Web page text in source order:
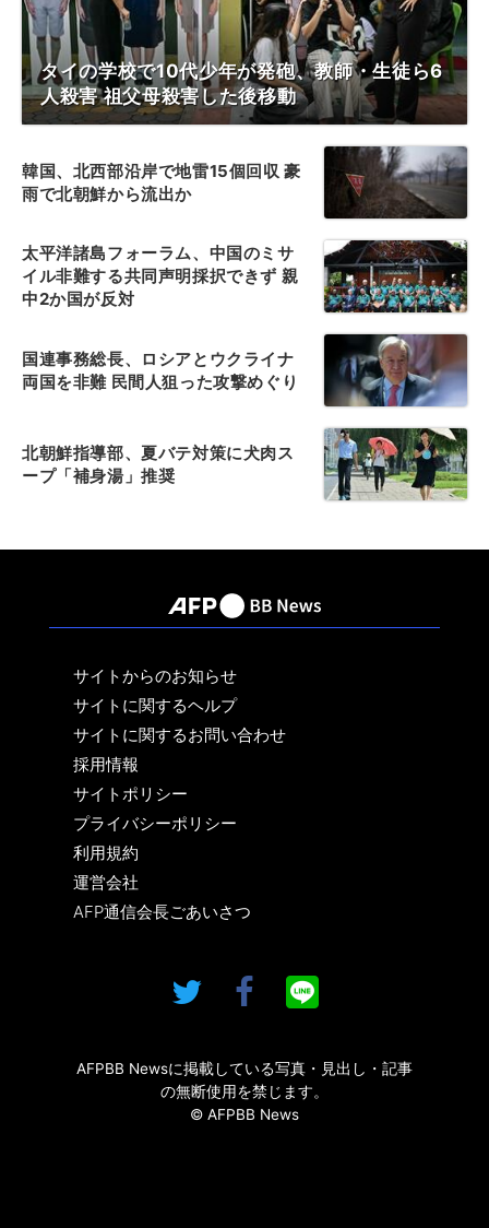
タイの学校で10代少年が発砲、教師・生徒ら6
人殺害 祖父母殺害した後移動
韓国、北西部沿岸で地雷15個回収 豪
雨で北朝鮮から流出か
太平洋諸島フォーラム、中国のミサ
イル非難する共同声明採択できず 親
中2か国が反対
国連事務総長、ロシアとウクライナ
両国を非難 民間人狙った攻撃めぐり
北朝鮮指導部、夏バテ対策に犬肉ス
ープ「補身湯」推奨
サイトからのお知らせ
サイトに関するヘルプ
サイトに関するお問い合わせ
採用情報
サイトポリシー
プライバシーポリシー
利用規約
運営会社
AFP通信会長ごあいさつ
AFPBB Newsに掲載している写真・見出し・記事
の無断使用を禁じます。
© AFPBB News